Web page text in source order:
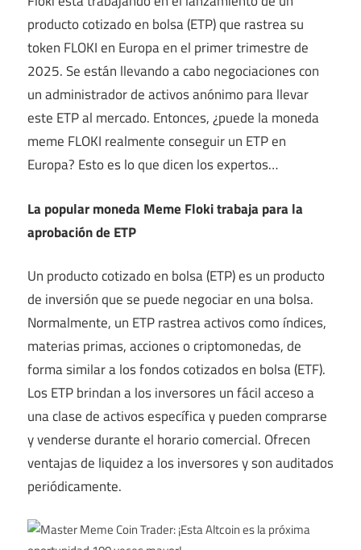
producto cotizado en bolsa (ETP) que rastrea su
token FLOKI en Europa en el primer trimestre de
2025. Se están llevando a cabo negociaciones con
un administrador de activos anónimo para llevar
este ETP al mercado. Entonces, ¿puede la moneda
meme FLOKI realmente conseguir un ETP en
Europa? Esto es lo que dicen los expertos…
La popular moneda Meme Floki trabaja para la
aprobación de ETP
Un producto cotizado en bolsa (ETP) es un producto
de inversión que se puede negociar en una bolsa.
Normalmente, un ETP rastrea activos como índices,
materias primas, acciones o criptomonedas, de
forma similar a los fondos cotizados en bolsa (ETF).
Los ETP brindan a los inversores un fácil acceso a
una clase de activos específica y pueden comprarse
y venderse durante el horario comercial. Ofrecen
ventajas de liquidez a los inversores y son auditados
periódicamente.